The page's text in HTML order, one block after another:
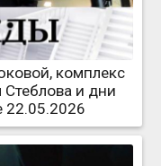
комплекс
Стеблова и дни
22.05.2026